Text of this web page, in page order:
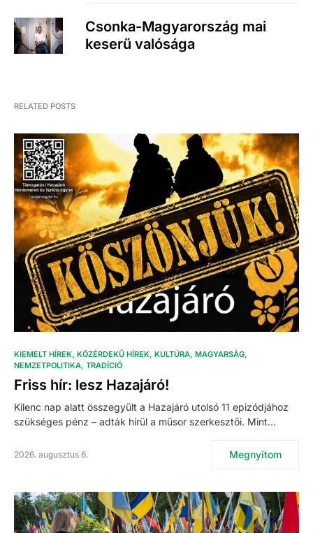
Csonka-Magyarország mai
keserű valósága
RELATED POSTS
KIEMELT HÍREK KÖZÉRDEKŰ HÍREK KULTÚRA MAGYARSÁG
NEMZETPOLITIKA TRADÍCIÓ
Friss hír: lesz Hazajáró!
Kilenc nap alatt összegyűlt a Hazajáró utolsó 11 epizódjához
szükséges pénz – adták hírül a műsor szerkesztői. Mint…
2026. augusztus 6. Megnyitom